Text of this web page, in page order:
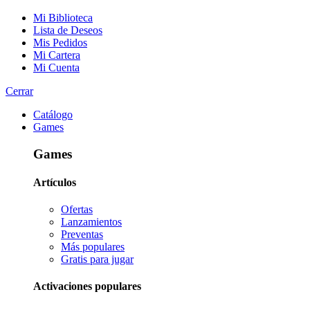
Mi Biblioteca
Lista de Deseos
Mis Pedidos
Mi Cartera
Mi Cuenta
Cerrar
Catálogo
Games
Games
Artículos
Ofertas
Lanzamientos
Preventas
Más populares
Gratis para jugar
Activaciones populares